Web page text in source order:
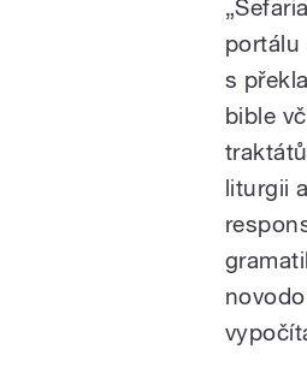
portálu
s
bible
liturgii